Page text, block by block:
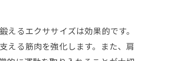
るエクササイズは効果的です。
える筋肉を強化します。また、肩